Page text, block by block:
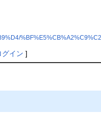
%BF%E5%CB%A2%C9%C2
グイン ]